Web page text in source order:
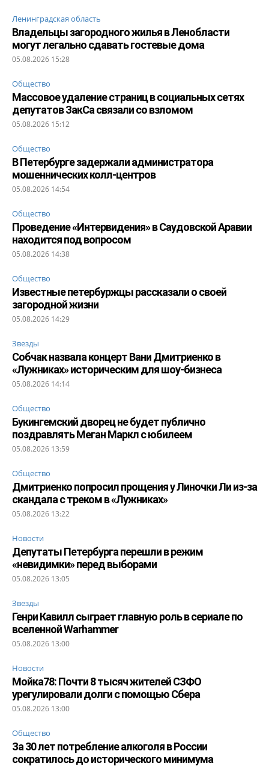
Ленинградская область
Владельцы загородного жилья в Ленобласти
могут легально сдавать гостевые дома
05.08.2026 15:28
Общество
Массовое удаление страниц в социальных сетях
депутатов ЗакСа связали со взломом
05.08.2026 15:12
Общество
В Петербурге задержали администратора
мошеннических колл-центров
05.08.2026 14:54
Общество
Проведение «Интервидения» в Саудовской Аравии
находится под вопросом
05.08.2026 14:38
Общество
Известные петербуржцы рассказали о своей
загородной жизни
05.08.2026 14:29
Звезды
Собчак назвала концерт Вани Дмитриенко в
«Лужниках» историческим для шоу-бизнеса
05.08.2026 14:14
Общество
Букингемский дворец не будет публично
поздравлять Меган Маркл с юбилеем
05.08.2026 13:59
Общество
Дмитриенко попросил прощения у Линочки Ли из-за
скандала с треком в «Лужниках»
05.08.2026 13:22
Новости
Депутаты Петербурга перешли в режим
«невидимки» перед выборами
05.08.2026 13:05
Звезды
Генри Кавилл сыграет главную роль в сериале по
вселенной Warhammer
05.08.2026 13:00
Новости
Мойка78: Почти 8 тысяч жителей СЗФО
урегулировали долги с помощью Сбера
05.08.2026 13:00
Общество
За 30 лет потребление алкоголя в России
сократилось до исторического минимума